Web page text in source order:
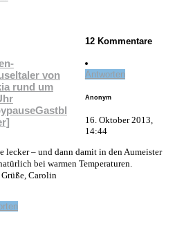
von
rund um
12 Kommentare
Antworten
Anonym
16. Oktober 2013,
14:44
lecker – und dann damit in den Aumeister
bei warmen Temperaturen.
Carolin